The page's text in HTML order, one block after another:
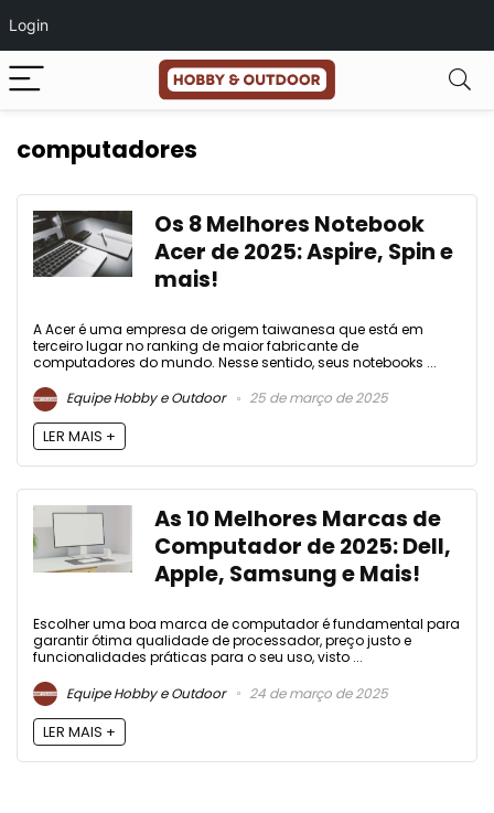
Login
computadores
Os 8 Melhores Notebook
Acer de 2025: Aspire, Spin e
mais!
A Acer é uma empresa de origem taiwanesa que está em
terceiro lugar no ranking de maior fabricante de
computadores do mundo. Nesse sentido, seus notebooks ...
Equipe Hobby e Outdoor
25 de março de 2025
LER MAIS +
As 10 Melhores Marcas de
Computador de 2025: Dell,
Apple, Samsung e Mais!
Escolher uma boa marca de computador é fundamental para
garantir ótima qualidade de processador, preço justo e
funcionalidades práticas para o seu uso, visto ...
Equipe Hobby e Outdoor
24 de março de 2025
LER MAIS +